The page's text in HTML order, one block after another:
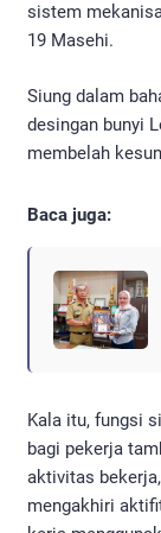
sistem
19 Masehi.
Siung dalam
desingan bunyi
mem­belah
Baca juga:
Kala itu, fungsi
bagi pekerja
aktivitas
mengakhiri